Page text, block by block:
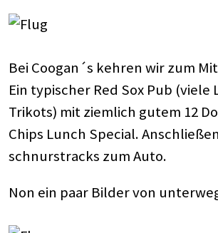
Bei Coogan´s kehren wir zum
Ein typischer Red Sox Pub (viele
Trikots) mit ziemlich gutem 12
Chips Lunch Special.
schnurstracks zum Auto.
Non ein paar Bilder von